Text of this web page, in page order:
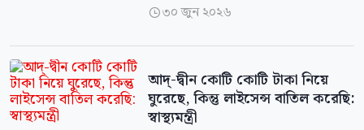
৩০ জুন ২০২৬
আদ্-দ্বীন কোটি কোটি টাকা নিয়ে
ঘুরেছে, কিন্তু লাইসেন্স বাতিল করেছি:
স্বাস্থ্যমন্ত্রী